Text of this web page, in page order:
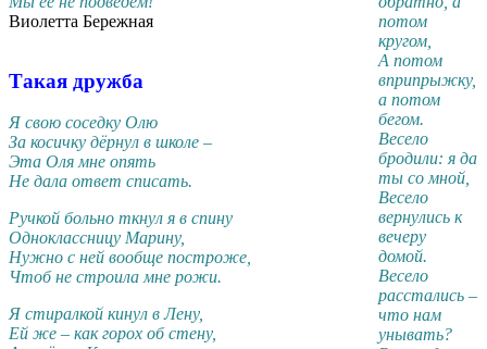
Виолетта Бережная
Такая дружба
Я свою соседку Олю
За косичку дёрнул в школе –
Эта Оля мне опять
Не дала ответ списать.
Ручкой больно ткнул я в спину
Одноклассницу Марину,
Нужно с ней вообще построже,
Чтоб не строила мне рожи.
Я стиралкой кинул в Лену,
Ей же – как горох об стену,
потом
кругом,
А потом
вприпрыжку,
а потом
бегом.
Весело
бродили: я да
ты со мной,
Весело
вернулись к
вечеру
домой.
Весело
расстались –
что нам
унывать?